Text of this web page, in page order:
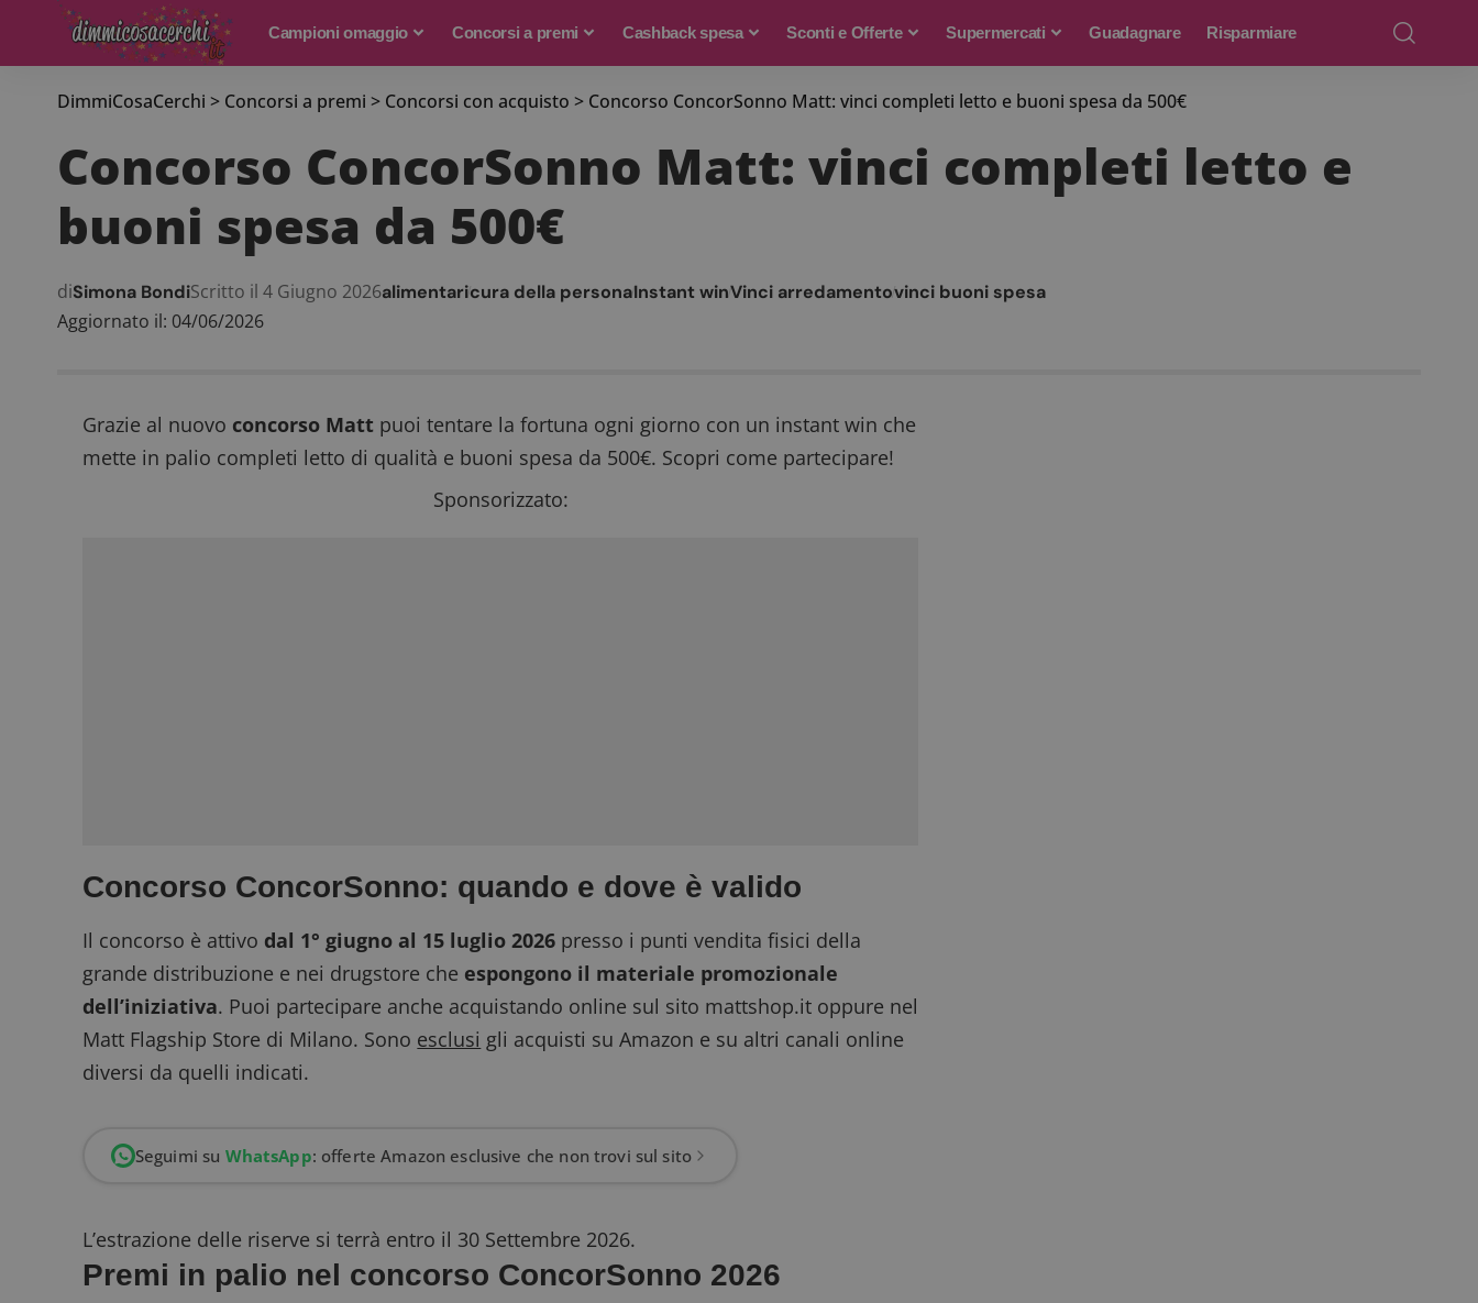
Campioni omaggio Concorsi a premi Cashback spesa Sconti e Offerte Supermercati Guadagnare Risparmiare
DimmiCosaCerchi > Concorsi a premi > Concorsi con acquisto > Concorso ConcorSonno Matt: vinci completi letto e buoni spesa da 500€
Concorso ConcorSonno Matt: vinci completi letto e
buoni spesa da 500€
Aggiornato il: 04/06/2026
diSimona BondiScritto il 4 Giugno 2026alimentaricura della personaInstant winVinci arredamentovinci buoni spesa
Grazie al nuovo concorso Matt puoi tentare la fortuna ogni giorno con un instant win che
mette in palio completi letto di qualità e buoni spesa da 500€. Scopri come partecipare!
Sponsorizzato:
Concorso ConcorSonno: quando e dove è valido
Il concorso è attivo dal 1° giugno al 15 luglio 2026 presso i punti vendita fisici della
grande distribuzione e nei drugstore che espongono il materiale promozionale
dell’iniziativa. Puoi partecipare anche acquistando online sul sito mattshop.it oppure nel
Matt Flagship Store di Milano. Sono esclusi gli acquisti su Amazon e su altri canali online
diversi da quelli indicati.
Seguimi su WhatsApp: offerte Amazon esclusive che non trovi sul sito
L’estrazione delle riserve si terrà entro il 30 Settembre 2026.
Premi in palio nel concorso ConcorSonno 2026